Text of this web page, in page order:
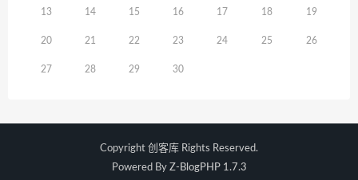
13 14 15 16 17 18 19
20 21 22 23 24 25 26
27 28 29 30
Copyright 创客库 Rights Reserved.
Powered By Z-BlogPHP 1.7.3